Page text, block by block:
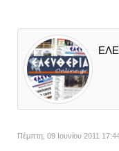
Πέμπτη, 09 Ιουνίου 2011